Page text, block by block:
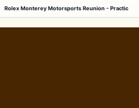
Rolex Monterey Motorsports Reunion - Practice